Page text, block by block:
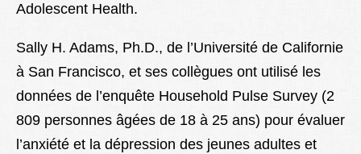
Adolescent Health.
Sally H. Adams, Ph.D., de l’Université de Californie
à San Francisco, et ses collègues ont utilisé les
données de l’enquête Household Pulse Survey (2
809 personnes âgées de 18 à 25 ans) pour évaluer
l’anxiété et la dépression des jeunes adultes et